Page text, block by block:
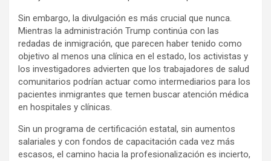
Sin embargo, la divulgación es más crucial que nunca.
Mientras la administración Trump continúa con las
redadas de inmigración, que parecen haber tenido como
objetivo al menos una clínica en el estado, los activistas y
los investigadores advierten que los trabajadores de salud
comunitarios podrían actuar como intermediarios para los
pacientes inmigrantes que temen buscar atención médica
en hospitales y clínicas.
Sin un programa de certificación estatal, sin aumentos
salariales y con fondos de capacitación cada vez más
escasos, el camino hacia la profesionalización es incierto,